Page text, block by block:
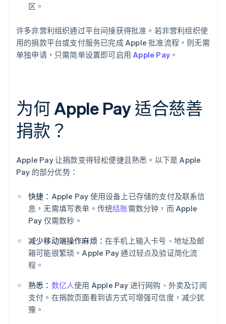
区。
许多非营利组织通过平台间接获得批准。若非营利组织使
用的捐款平台或支付服务已完成 Apple 批准流程，则无需
单独申请，只需简单设置即可启用Apple Pay 。
为何 Apple Pay 适合慈善
捐款？
Apple Pay 让捐款变得轻松便捷且熟悉。以下是 Apple
Pay 的部分优势：
快捷： Apple Pay 使用设备上已存储的支付及联系信
息，无需填写表单。传统结账需数分钟，而 Apple
Pay 仅需数秒。
减少移动端操作麻烦： 在手机上输入卡号、地址及邮
箱可能很繁琐。Apple Pay 通过轻点及验证简化流
程。
熟悉： 数亿人使用 Apple Pay 进行网购、外卖及订阅
支付。在捐款页面看到该方式可增强可信度，减少犹
豫。